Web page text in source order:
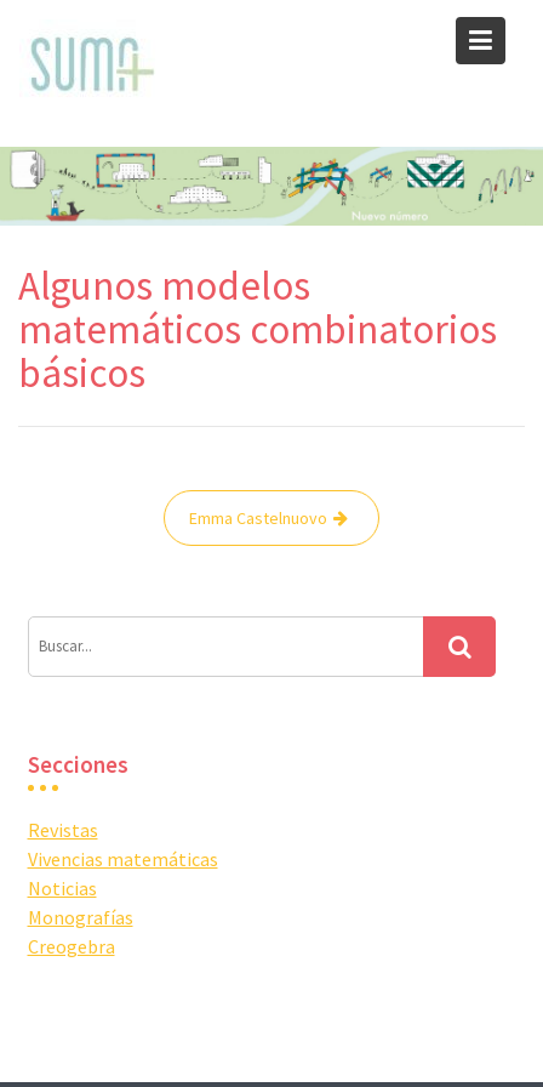
content
Algunos modelos
matemáticos combinatorios
básicos
Navegación
Emma Castelnuovo
Secciones
Revistas
Vivencias matemáticas
Noticias
Monografías
Creogebra